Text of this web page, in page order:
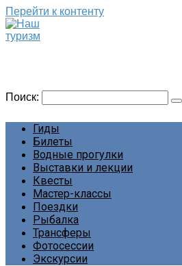
Перейти к контенту
Поиск:
Гиды
Билеты
Водные прогулки
Выставки и лекции
Квесты
Мастер-классы
Поездки
Рыбалка
Трансферы
Фотосессии
Экскурсии